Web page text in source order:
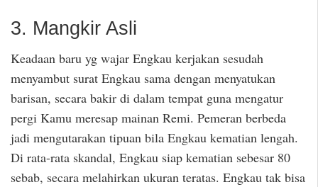
3. Mangkir Asli
Keadaan baru yg wajar Engkau kerjakan sesudah
menyambut surat Engkau sama dengan menyatukan
barisan, secara bakir di dalam tempat guna mengatur
pergi Kamu meresap mainan Remi. Pemeran berbeda
jadi mengutarakan tipuan bila Engkau kematian lengah.
Di rata-rata skandal, Engkau siap kematian sebesar 80
sebab, secara melahirkan ukuran teratas. Engkau tak bisa